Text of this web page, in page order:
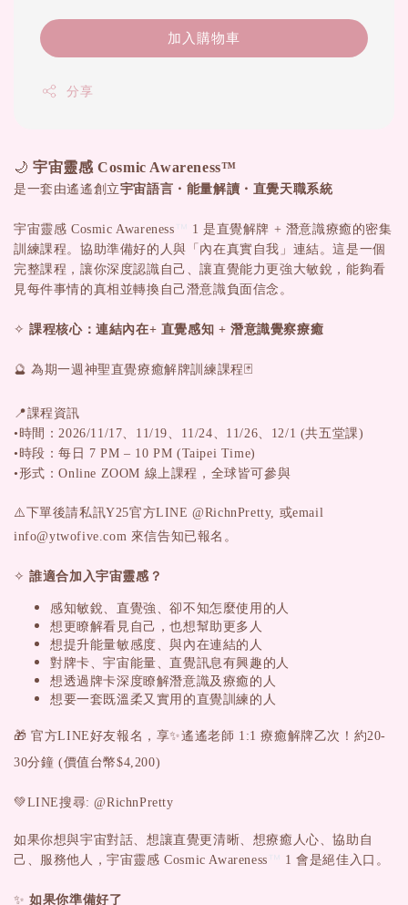
加入購物車
分享
🌙宇宙靈感 Cosmic Awareness™
是一套由遙遙創立宇宙語言・能量解讀・直覺天職系統
宇宙靈感 Cosmic Awareness ™ 1 是直覺解牌 + 潛意識療癒的密集
訓練課程。協助準備好的人與「內在真實自我」連結。這是一個
完整課程，讓你深度認識自己、讓直覺能力更強大敏銳，能夠看
見每件事情的真相並轉換自己潛意識負面信念。
✧ 課程核心：連結內在+ 直覺感知 + 潛意識覺察療癒
🔮 為期一週神聖直覺療癒解牌訓練課程🃏
📍課程資訊
•時間：2026/11/17、11/19、11/24、11/26、12/1 (共五堂課)
•時段：每日 7 PM – 10 PM (Taipei Time)
•形式：Online ZOOM 線上課程，全球皆可參與
⚠️下單後請私訊Y25官方LINE @RichnPretty, 或email
info@ytwofive.com 來信告知已報名。
✧ 誰適合加入宇宙靈感？
感知敏銳、直覺強、卻不知怎麼使用的人
想更瞭解看見自己，也想幫助更多人
想提升能量敏感度、與內在連結的人
對牌卡、宇宙能量、直覺訊息有興趣的人
想透過牌卡深度瞭解潛意識及療癒的人
想要一套既溫柔又實用的直覺訓練的人
🎁官方LINE好友報名，享✨遙遙老師 1:1 療癒解牌乙次！約20-
30分鐘 (價值台幣$4,200)
💚LINE搜尋: @RichnPretty
如果你想與宇宙對話、想讓直覺更清晰、想療癒人心、協助自
己、服務他人，宇宙靈感 Cosmic Awareness ™ 1 會是絕佳入口。
✨ 如果你準備好了